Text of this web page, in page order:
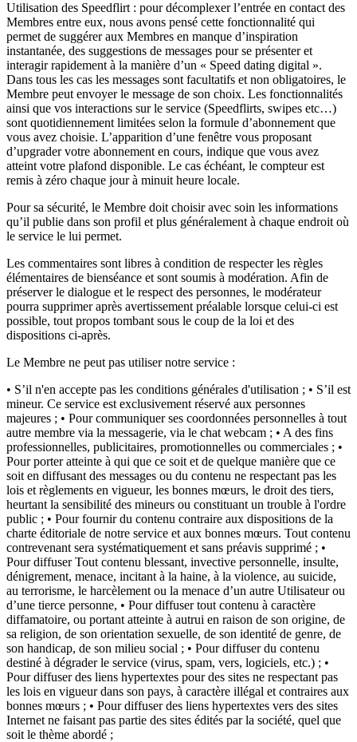
Utilisation des Speedflirt : pour décomplexer l’entrée en contact des
Membres entre eux, nous avons pensé cette fonctionnalité qui
permet de suggérer aux Membres en manque d’inspiration
instantanée, des suggestions de messages pour se présenter et
interagir rapidement à la manière d’un « Speed dating digital ».
Dans tous les cas les messages sont facultatifs et non obligatoires, le
Membre peut envoyer le message de son choix. Les fonctionnalités
ainsi que vos interactions sur le service (Speedflirts, swipes etc…)
sont quotidiennement limitées selon la formule d’abonnement que
vous avez choisie. L’apparition d’une fenêtre vous proposant
d’upgrader votre abonnement en cours, indique que vous avez
atteint votre plafond disponible. Le cas échéant, le compteur est
remis à zéro chaque jour à minuit heure locale.
Pour sa sécurité, le Membre doit choisir avec soin les informations
qu’il publie dans son profil et plus généralement à chaque endroit où
le service le lui permet.
Les commentaires sont libres à condition de respecter les règles
élémentaires de bienséance et sont soumis à modération. Afin de
préserver le dialogue et le respect des personnes, le modérateur
pourra supprimer après avertissement préalable lorsque celui-ci est
possible, tout propos tombant sous le coup de la loi et des
dispositions ci-après.
Le Membre ne peut pas utiliser notre service :
• S’il n'en accepte pas les conditions générales d'utilisation ; • S’il est
mineur. Ce service est exclusivement réservé aux personnes
majeures ; • Pour communiquer ses coordonnées personnelles à tout
autre membre via la messagerie, via le chat webcam ; • A des fins
professionnelles, publicitaires, promotionnelles ou commerciales ; •
Pour porter atteinte à qui que ce soit et de quelque manière que ce
soit en diffusant des messages ou du contenu ne respectant pas les
lois et règlements en vigueur, les bonnes mœurs, le droit des tiers,
heurtant la sensibilité des mineurs ou constituant un trouble à l'ordre
public ; • Pour fournir du contenu contraire aux dispositions de la
charte éditoriale de notre service et aux bonnes mœurs. Tout contenu
contrevenant sera systématiquement et sans préavis supprimé ; •
Pour diffuser Tout contenu blessant, invective personnelle, insulte,
dénigrement, menace, incitant à la haine, à la violence, au suicide,
au terrorisme, le harcèlement ou la menace d’un autre Utilisateur ou
d’une tierce personne, • Pour diffuser tout contenu à caractère
diffamatoire, ou portant atteinte à autrui en raison de son origine, de
sa religion, de son orientation sexuelle, de son identité de genre, de
son handicap, de son milieu social ; • Pour diffuser du contenu
destiné à dégrader le service (virus, spam, vers, logiciels, etc.) ; •
Pour diffuser des liens hypertextes pour des sites ne respectant pas
les lois en vigueur dans son pays, à caractère illégal et contraires aux
bonnes mœurs ; • Pour diffuser des liens hypertextes vers des sites
Internet ne faisant pas partie des sites édités par la société, quel que
soit le thème abordé ;